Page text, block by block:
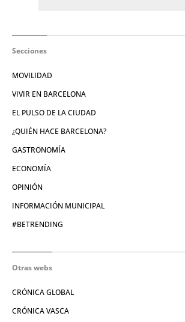
Secciones
MOVILIDAD
VIVIR EN BARCELONA
EL PULSO DE LA CIUDAD
¿QUIÉN HACE BARCELONA?
GASTRONOMÍA
ECONOMÍA
OPINIÓN
INFORMACIÓN MUNICIPAL
#BETRENDING
Otras webs
CRÓNICA GLOBAL
CRÓNICA VASCA